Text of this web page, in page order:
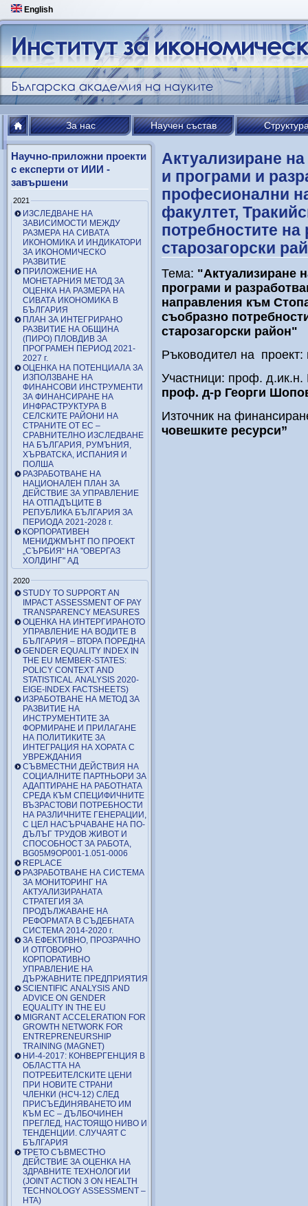
English
За нас Научен състав
Научно-приложни проекти
с експерти от ИИИ -
завършени
2021
ИЗСЛЕДВАНЕ НА
ЗАВИСИМОСТИ МЕЖДУ
РАЗМЕРА НА СИВАТА
ИКОНОМИКА И ИНДИКАТОРИ
ЗА ИКОНОМИЧЕСКО
РАЗВИТИЕ
ПРИЛОЖЕНИЕ НА
МОНЕТАРНИЯ МЕТОД ЗА
ОЦЕНКА НА РАЗМЕРА НА
СИВАТА ИКОНОМИКА В
БЪЛГАРИЯ
ПЛАН ЗА ИНТЕГРИРАНО
РАЗВИТИЕ НА ОБЩИНА
(ПИРО) ПЛОВДИВ ЗА
ПРОГРАМЕН ПЕРИОД 2021-
2027 г.
ОЦЕНКА НА ПОТЕНЦИАЛА ЗА
ИЗПОЛЗВАНЕ НА
ФИНАНСОВИ ИНСТРУМЕНТИ
ЗА ФИНАНСИРАНЕ НА
ИНФРАСТРУКТУРА В
СЕЛСКИТЕ РАЙОНИ НА
СТРАНИТЕ ОТ ЕС –
СРАВНИТЕЛНО ИЗСЛЕДВАНЕ
НА БЪЛГАРИЯ, РУМЪНИЯ,
ХЪРВАТСКА, ИСПАНИЯ И
ПОЛША
РАЗРАБОТВАНЕ НА
НАЦИОНАЛЕН ПЛАН ЗА
ДЕЙСТВИЕ ЗА УПРАВЛЕНИЕ
НА ОТПАДЪЦИТЕ В
РЕПУБЛИКА БЪЛГАРИЯ ЗА
ПЕРИОДА 2021-2028 г.
КОРПОРАТИВЕН
МЕНИДЖМЪНТ ПО ПРОЕКТ
„СЪРБИЯ“ НА "ОВЕРГАЗ
ХОЛДИНГ" АД
2020
STUDY TO SUPPORT AN
IMPACT ASSESSMENT OF PAY
TRANSPARENCY MEASURES
ОЦЕНКА НА ИНТЕРГИРАНОТО
УПРАВЛЕНИЕ НА ВОДИТЕ В
БЪЛГАРИЯ – ВТОРА ПОРЕДНА
GENDER EQUALITY INDEX IN
THE EU MEMBER-STATES:
POLICY CONTEXT AND
STATISTICAL ANALYSIS 2020-
EIGE-INDEX FACTSHEETS)
ИЗРАБОТВАНЕ НА МЕТОД ЗА
РАЗВИТИЕ НА
ИНСТРУМЕНТИТЕ ЗА
ФОРМИРАНЕ И ПРИЛАГАНЕ
НА ПОЛИТИКИТЕ ЗА
ИНТЕГРАЦИЯ НА ХОРАТА С
УВРЕЖДАНИЯ
СЪВМЕСТНИ ДЕЙСТВИЯ НА
СОЦИАЛНИТЕ ПАРТНЬОРИ ЗА
АДАПТИРАНЕ НА РАБОТНАТА
СРЕДА КЪМ СПЕЦИФИЧНИТЕ
ВЪЗРАСТОВИ ПОТРЕБНОСТИ
НА РАЗЛИЧНИТЕ ГЕНЕРАЦИИ,
С ЦЕЛ НАСЪРЧАВАНЕ НА ПО-
ДЪЛЪГ ТРУДОВ ЖИВОТ И
СПОСОБНОСТ ЗА РАБОТА,
BG05M9OP001-1.051-0006
REPLACE
РАЗРАБОТВАНЕ НА СИСТЕМА
ЗА МОНИТОРИНГ НА
АКТУАЛИЗИРАНАТА
СТРАТЕГИЯ ЗА
ПРОДЪЛЖАВАНЕ НА
РЕФОРМАТА В СЪДЕБНАТА
СИСТЕМА 2014-2020 г.
ЗА ЕФЕКТИВНО, ПРОЗРАЧНО
И ОТГОВОРНО
КОРПОРАТИВНО
УПРАВЛЕНИЕ НА
ДЪРЖАВНИТЕ ПРЕДПРИЯТИЯ
SCIENTIFIC ANALYSIS AND
ADVICE ON GENDER
EQUALITY IN THE EU
MIGRANT ACCELERATION FOR
GROWTH NETWORK FOR
ENTREPRENEURSHIP
TRAINING (MAGNET)
НИ-4-2017: КОНВЕРГЕНЦИЯ В
ОБЛАСТТА НА
ПОТРЕБИТЕЛСКИТЕ ЦЕНИ
ПРИ НОВИТЕ СТРАНИ
ЧЛЕНКИ (НСЧ-12) СЛЕД
ПРИСЪЕДИНЯВАНЕТО ИМ
КЪМ ЕС – ДЪЛБОЧИНЕН
ПРЕГЛЕД, НАСТОЯЩО НИВО И
ТЕНДЕНЦИИ. СЛУЧАЯТ С
БЪЛГАРИЯ
ТРЕТО СЪВМЕСТНО
ДЕЙСТВИЕ ЗА ОЦЕНКА НА
ЗДРАВНИТЕ ТЕХНОЛОГИИ
(JOINT ACTION 3 ON HEALTH
TECHNOLOGY ASSESSMENT –
HTA)
Актуализиране
и програми и
професионални
факултет,
потребностите
старозагорски
Тема: "Актуализиране
програми и
направления към
съобразно
старозагорски район"
Ръководител на
Участници: проф.
проф. д-р Георги
Източник на
човешките ресурси”